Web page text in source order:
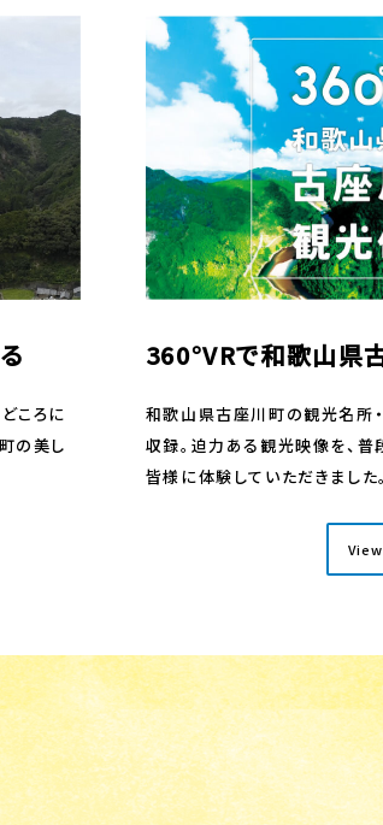
ころに
の美し
360°VRで和歌山県
和歌山県古座川町の観光名所
収録。迫力ある観光映像を、
皆様に体験していただきました